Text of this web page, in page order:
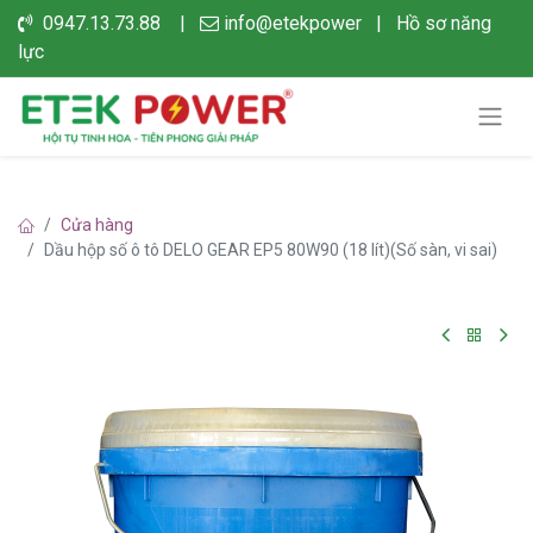
0947.13.73.88 | info@etekpower |
Hồ sơ năng
lực
Cửa hàng
Dầu hộp số ô tô DELO GEAR EP5 80W90 (18 lít)(Số sàn, vi sai)